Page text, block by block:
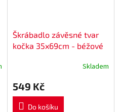
Škrábadlo závěsné tvar
kočka 35x69cm - béžové
Skladem
549 Kč
Do košíku